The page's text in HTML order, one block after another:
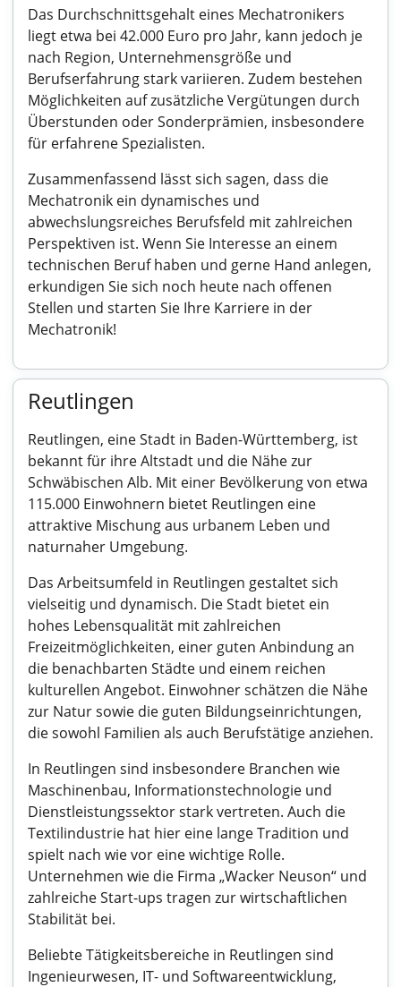
Das Durchschnittsgehalt eines Mechatronikers
liegt etwa bei 42.000 Euro pro Jahr, kann jedoch je
nach Region, Unternehmensgröße und
Berufserfahrung stark variieren. Zudem bestehen
Möglichkeiten auf zusätzliche Vergütungen durch
Überstunden oder Sonderprämien, insbesondere
für erfahrene Spezialisten.
Zusammenfassend lässt sich sagen, dass die
Mechatronik ein dynamisches und
abwechslungsreiches Berufsfeld mit zahlreichen
Perspektiven ist. Wenn Sie Interesse an einem
technischen Beruf haben und gerne Hand anlegen,
erkundigen Sie sich noch heute nach offenen
Stellen und starten Sie Ihre Karriere in der
Mechatronik!
Reutlingen
Reutlingen, eine Stadt in Baden-Württemberg, ist
bekannt für ihre Altstadt und die Nähe zur
Schwäbischen Alb. Mit einer Bevölkerung von etwa
115.000 Einwohnern bietet Reutlingen eine
attraktive Mischung aus urbanem Leben und
naturnaher Umgebung.
Das Arbeitsumfeld in Reutlingen gestaltet sich
vielseitig und dynamisch. Die Stadt bietet ein
hohes Lebensqualität mit zahlreichen
Freizeitmöglichkeiten, einer guten Anbindung an
die benachbarten Städte und einem reichen
kulturellen Angebot. Einwohner schätzen die Nähe
zur Natur sowie die guten Bildungseinrichtungen,
die sowohl Familien als auch Berufstätige anziehen.
In Reutlingen sind insbesondere Branchen wie
Maschinenbau, Informationstechnologie und
Dienstleistungssektor stark vertreten. Auch die
Textilindustrie hat hier eine lange Tradition und
spielt nach wie vor eine wichtige Rolle.
Unternehmen wie die Firma „Wacker Neuson“ und
zahlreiche Start-ups tragen zur wirtschaftlichen
Stabilität bei.
Beliebte Tätigkeitsbereiche in Reutlingen sind
Ingenieurwesen, IT- und Softwareentwicklung,